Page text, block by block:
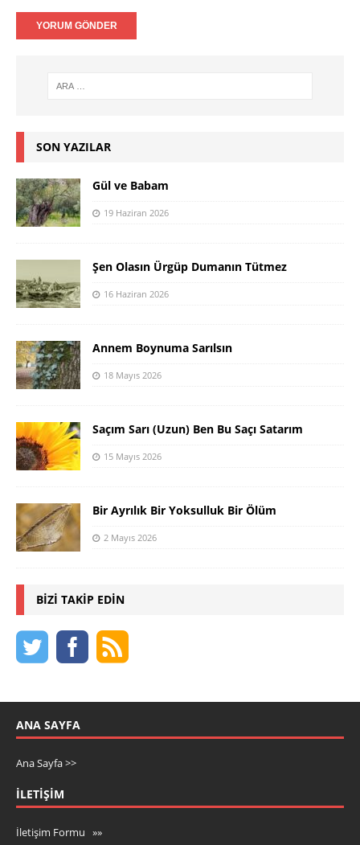
SON YAZILAR
Gül ve Babam
19 Haziran 2026
Şen Olasın Ürgüp Dumanın Tütmez
16 Haziran 2026
Annem Boynuma Sarılsın
18 Mayıs 2026
Saçım Sarı (Uzun) Ben Bu Saçı Satarım
15 Mayıs 2026
Bir Ayrılık Bir Yoksulluk Bir Ölüm
2 Mayıs 2026
BIZI TAKIP EDIN
ANA SAYFA
Ana Sayfa >>
İLETIŞIM
İletişim Formu »»